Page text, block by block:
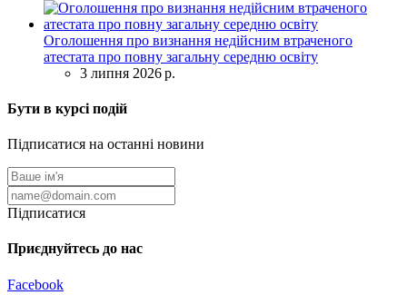
Оголошення про визнання недійсним втраченого
атестата про повну загальну середню освіту
3 липня 2026 р.
Бути в курсі подій
Підписатися на останні новини
Підписатися
Приєднуйтесь до нас
Facebook